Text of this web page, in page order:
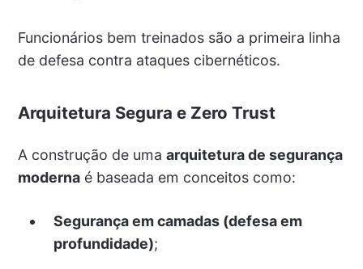
Funcionários bem treinados são a primeira linha
de defesa contra ataques cibernéticos.
Arquitetura Segura e Zero Trust
A construção de uma arquitetura de segurança
modernaé baseada em conceitos como:
Segurança em camadas (defesa em
profundidade);